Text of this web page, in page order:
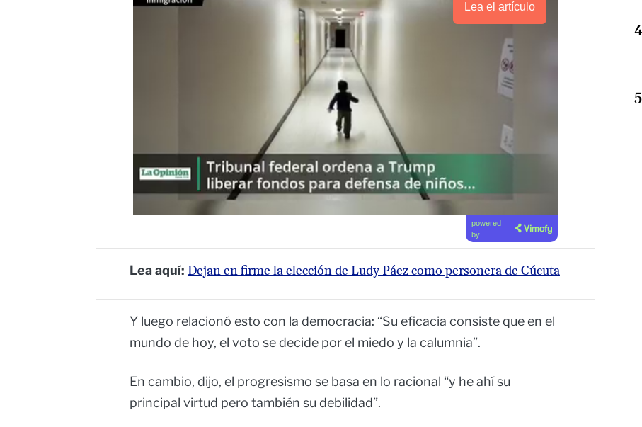
Lea el artículo
powered
by
Lea aquí: Dejan en firme la elección de Ludy Páez como personera de Cúcuta
Y luego relacionó esto con la democracia: “Su eficacia consiste que en el
mundo de hoy, el voto se decide por el miedo y la calumnia”.
En cambio, dijo, el progresismo se basa en lo racional “y he ahí su
principal virtud pero también su debilidad”.